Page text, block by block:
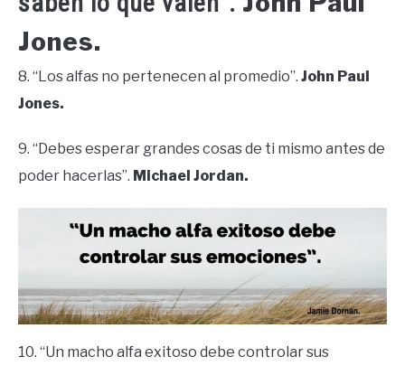
Jones.
8. “Los alfas no pertenecen al promedio”. John Paul
Jones.
9. “Debes esperar grandes cosas de ti mismo antes de
poder hacerlas”. Michael Jordan.
10. “Un macho alfa exitoso debe controlar sus